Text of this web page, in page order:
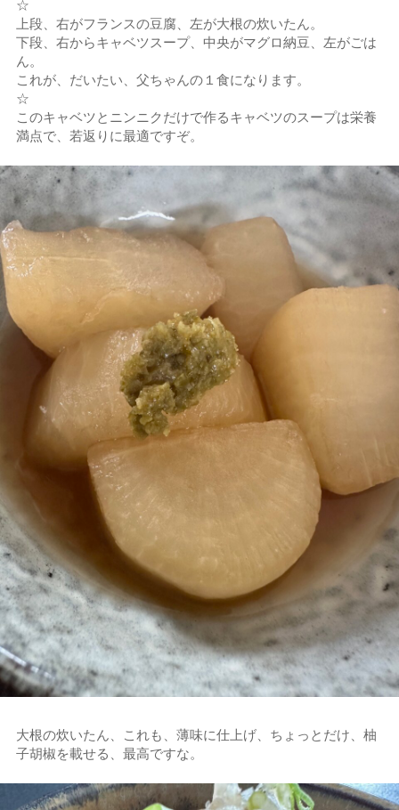
☆
上段、右がフランスの豆腐、左が大根の炊いたん。
下段、右からキャベツスープ、中央がマグロ納豆、左がごは
ん。
これが、だいたい、父ちゃんの１食になります。
☆
このキャベツとニンニクだけで作るキャベツのスープは栄養
満点で、若返りに最適ですぞ。
大根の炊いたん、これも、薄味に仕上げ、ちょっとだけ、柚
子胡椒を載せる、最高ですな。